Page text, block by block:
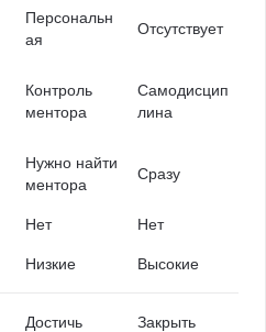
Персональн
ая
Отсутствует
Контроль
ментора
Самодисцип
лина
Нужно найти
ментора
Сразу
Нет Нет
Низкие Высокие
Достичь
Закрыть